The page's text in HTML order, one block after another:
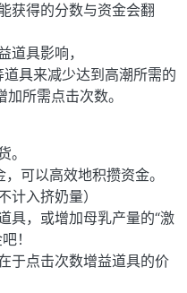
获得的分数与资金会翻
道具影响，
道具来减少达到高潮所需的
所需点击次数。
可以高效地积攒资金。
计入挤奶量）
具，或增加母乳产量的“激
！
于点击次数增益道具的价